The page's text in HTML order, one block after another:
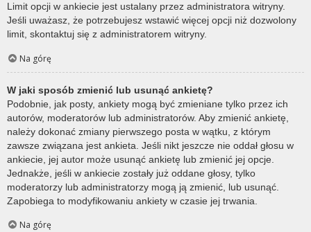
Limit opcji w ankiecie jest ustalany przez administratora witryny.
Jeśli uważasz, że potrzebujesz wstawić więcej opcji niż dozwolony
limit, skontaktuj się z administratorem witryny.
Na górę
W jaki sposób zmienić lub usunąć ankietę?
Podobnie, jak posty, ankiety mogą być zmieniane tylko przez ich
autorów, moderatorów lub administratorów. Aby zmienić ankietę,
należy dokonać zmiany pierwszego posta w wątku, z którym
zawsze związana jest ankieta. Jeśli nikt jeszcze nie oddał głosu w
ankiecie, jej autor może usunąć ankietę lub zmienić jej opcje.
Jednakże, jeśli w ankiecie zostały już oddane głosy, tylko
moderatorzy lub administratorzy mogą ją zmienić, lub usunąć.
Zapobiega to modyfikowaniu ankiety w czasie jej trwania.
Na górę